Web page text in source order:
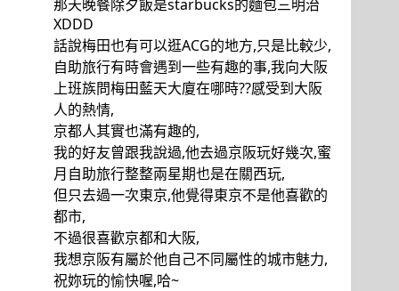
那天晚餐除夕飯是starbucks的麵包三明治
XDDD
話說梅田也有可以逛ACG的地方,只是比較少,
自助旅行有時會遇到一些有趣的事,我向大阪
上班族問梅田藍天大廈在哪時??感受到大阪
人的熱情,
京都人其實也滿有趣的,
我的好友曾跟我說過,他去過京阪玩好幾次,蜜
月自助旅行整整兩星期也是在關西玩,
但只去過一次東京,他覺得東京不是他喜歡的
都市,
不過很喜歡京都和大阪,
我想京阪有屬於他自己不同屬性的城市魅力,
祝妳玩的愉快喔,哈~